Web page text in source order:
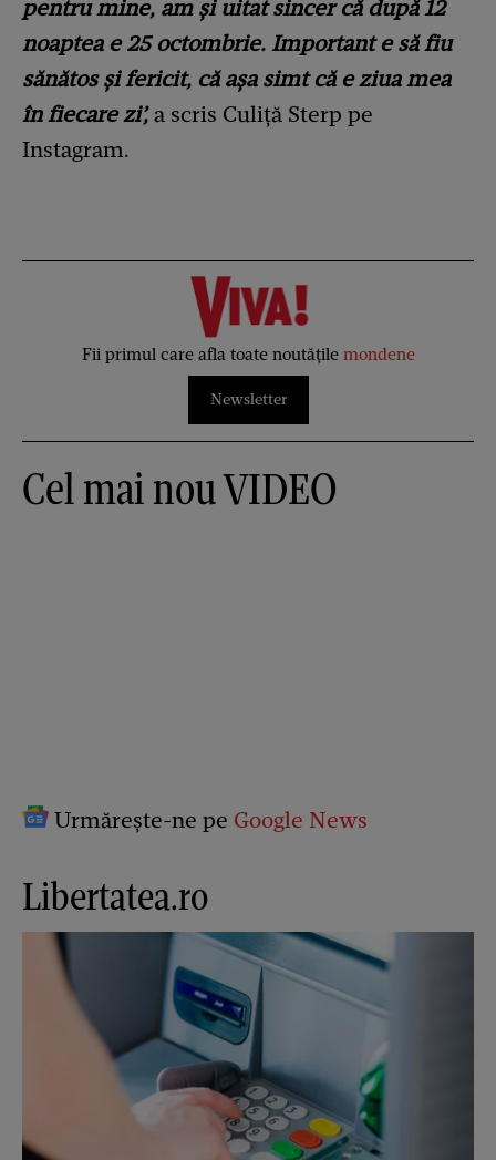
pentru mine, am și uitat sincer că după 12
noaptea e 25 octombrie. Important e să fiu
sănătos și fericit, că așa simt că e ziua mea
în fiecare zi’,a scris Culiță Sterp pe
Instagram.
Fii primul care afla toate noutățile mondene
Newsletter
Cel mai nou VIDEO
Urmărește-ne pe Google News
Libertatea.ro